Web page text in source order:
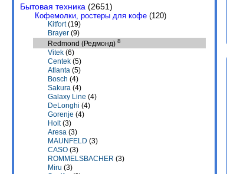
Бытовая техника (2651)
Кофемолки, ростеры для кофе (120)
Kitfort(19)
Brayer (9)
Redmond (Редмонд) 8
Vitek (6)
Centek (5)
Atlanta (5)
Bosch (4)
Sakura (4)
Galaxy Line (4)
DeLonghi (4)
Gorenje (4)
Holt(3)
Aresa (3)
MAUNFELD (3)
CASO (3)
ROMMELSBACHER (3)
Miru (3)